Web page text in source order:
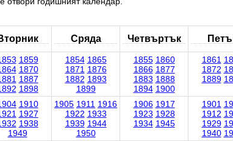
Сряда Четвъртък
1859
1870
1887
1898
1854 1865
1871 1876
1882 1893
1899
1855 1860
1866 1877
1883 1888
1894 1900
1861
1872
1889
1910
1927
1938
1949
1905 1911 1916
1922 1933
1939 1944
1950
1906 1917
1923 1928
1934 1945
1901
1912
1929
1940